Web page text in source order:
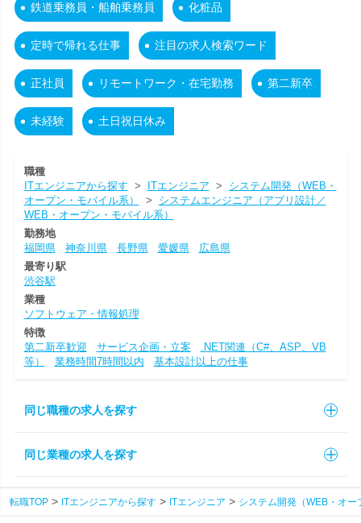
鉄道乗務員・船舶乗務員 化粧品
定時で帰れる仕事 注目の求人検索ワード
正社員 リモートワーク・在宅勤務 第二新卒
未経験 土日祝日休み
職種
ITエンジニアから探す > ITエンジニア > システム開発（WEB・
オープン・モバイル系）
> システムエンジニア（アプリ設計／
WEB・オープン・モバイル系）
勤務地
福岡県
神奈川県 長野県 愛媛県
広島県
最寄り駅
渋谷駅
業種
ソフトウェア・情報処理
特徴
第二新卒歓迎
サービス企画・立案
.NET関連（C#、ASP、VB
等）
業務時間7時間以内 基本設計以上の仕事
同じ職種の求人を探す
同じ業種の求人を探す
転職TOP ITエンジニアから探す ITエンジニア システム開発（WEB・オ